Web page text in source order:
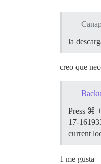
la
creo que
Press ⌘
17-
current
1 me gusta